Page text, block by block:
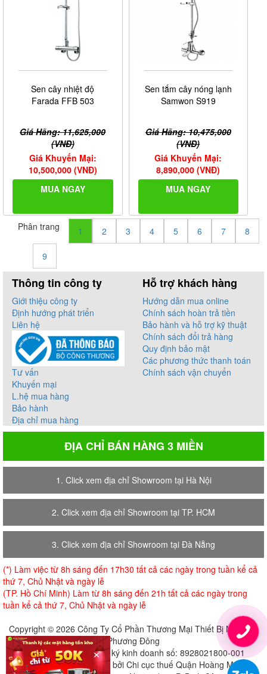
Sen cây nhiệt độ
Farada FFB 503
Giá Hãng: 11,625,000
(VNĐ)
Giá Khuyến Mại:
10,500,000 (VNĐ)
MUA NGAY
Sen tắm cây nóng lạnh
Samwon S919
Giá Hãng: 10,475,000
(VNĐ)
Giá Khuyến Mại:
8,890,000 (VNĐ)
MUA NGAY
Phân trang 1 2 3 4 5 6 7 8
9
Thông tin công ty
Giới thiệu công ty
Định hướng phát triển
Liên hệ
Tư vấn
Khuyến mại
L.hệ mua hàng
Bảo hành
Địa chỉ mua hàng
Hỗ trợ khách hàng
Hướng dẫn mua online
Chính sách hoàn trả tiền
Bảo hành và hỗ trợ kỹ thuật
Chính sách đổi trả hàng
Quy định bảo mật
Các phương thức thanh toán
Chính sách vận chuyển
ĐỊA CHỈ BÁN HÀNG 3 MIỀN
1. Click xem địa chỉ Showroom tại Hà Nội
2. Click xem địa chỉ Showroom tại TP. HCM
3. Click xem địa chỉ Showroom tại Đà Nẵng
(*) Làm việc từ 8h sáng đến 17h30 tất cả các ngày trong tuần kể cả
thứ 7, Chủ Nhật và ngày lễ
(TP. Hồ Chí Minh) Làm từ 8h sáng đến 21h tất cả các ngày trong
tuần kể cả thứ 7, Chủ Nhật và ngày lễ
Copyright © 2026 Công Ty Cổ Phần Thương Mại Thiết Bị Nội Thất
Phương Đông
Giấy chứng nhận đăng ký kinh doanh số: 8928021800-001
Cấp ngày 18-07-2018 bởi Chi cục thuế Quận Hoàng Mai
×